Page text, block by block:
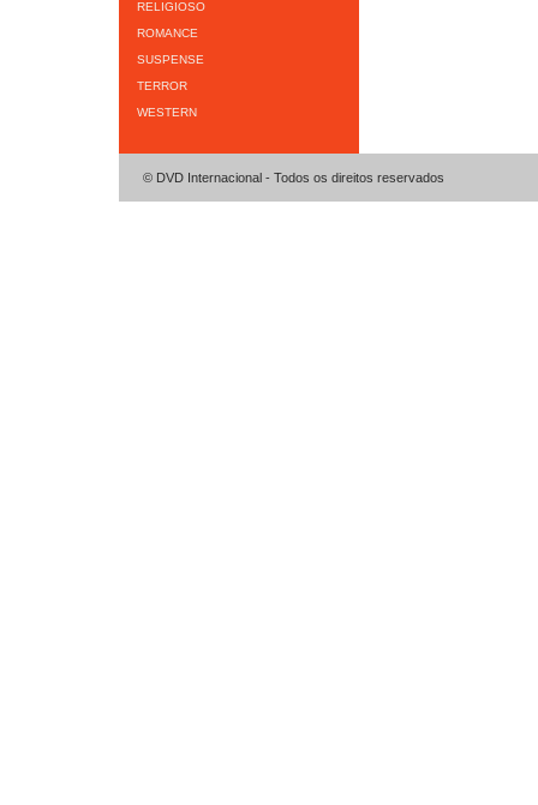
RELIGIOSO
ROMANCE
SUSPENSE
TERROR
WESTERN
© DVD Internacional - Todos os direitos reservados